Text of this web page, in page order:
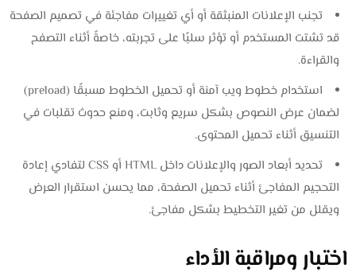
تجنب الإعلانات المنبثقة أو أي تغييرات مفاجئة في تصميم الصفحة
قد تشتت المستخدم أو تؤثر سلبًا على تجربته، خاصةً أثناء التصفح
والقراءة.
استخدام خطوط ويب آمنة أو تحميل الخطوط مسبقًا (preload)
لضمان عرض النصوص بشكل سريع وثابت، ومنع حدوث تقلبات في
التنسيق أثناء تحميل المحتوى.
تحديد أبعاد الصور والإعلانات داخل HTML أو CSS لتفادي إعادة
التحجيم المفاجئ أثناء تحميل الصفحة، مما يحسن استقرار العرض
ويقلل من تغير التخطيط بشكل مفاجئ.
اختبار ومراقبة الأداء